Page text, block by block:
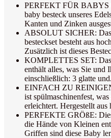
PERFEKT FÜR
baby besteck unseres
Kanten und Zinken
ABSOLUT SICHER:
besteckset besteht aus
Zusätzlich ist dieses
KOMPLETTES SET: Das
enthält alles, was Sie und
einschließlich: 3 glatte
EINFACH ZU
ist spülmaschinenfest,
erleichtert. Hergestellt aus
PERFEKTE GRÖßE:
die Hände von Kleinen
Griffen sind diese Baby